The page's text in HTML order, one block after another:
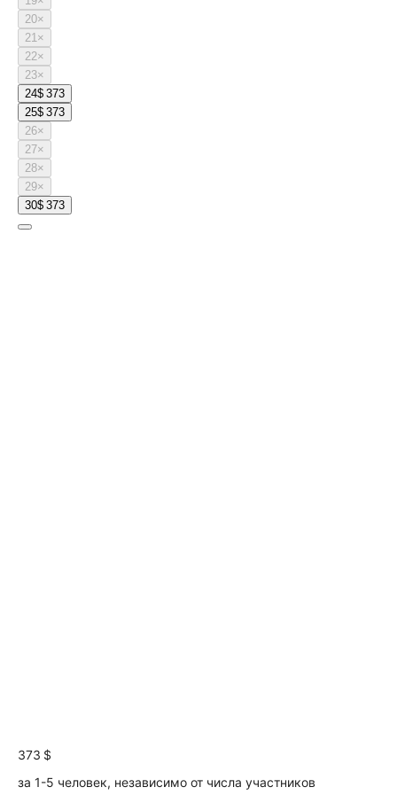
20×
21×
22×
23×
24$ 373
25$ 373
26×
27×
28×
29×
30$ 373
373 $
за 1-5 человек, независимо от числа участников